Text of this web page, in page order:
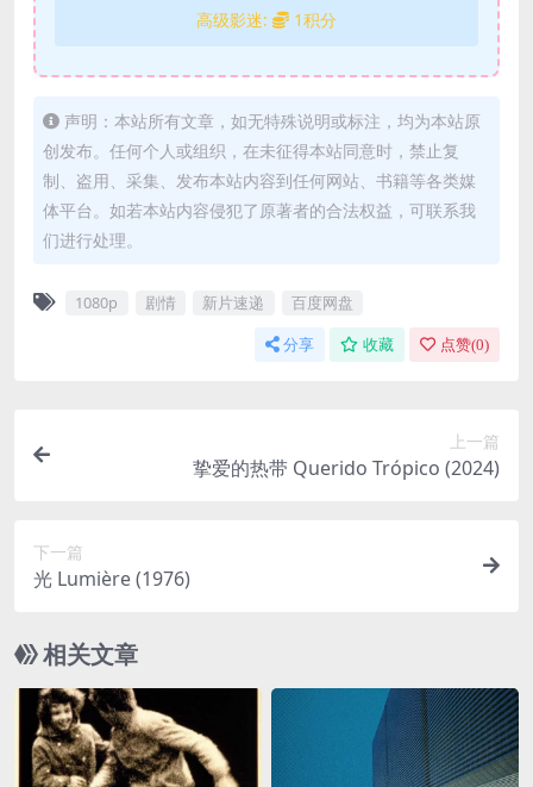
高级影迷:
1积分
声明：本站所有文章，如无特殊说明或标注，均为本站原
创发布。任何个人或组织，在未征得本站同意时，禁止复
制、盗用、采集、发布本站内容到任何网站、书籍等各类媒
体平台。如若本站内容侵犯了原著者的合法权益，可联系我
们进行处理。
1080p 剧情 新片速递 百度网盘
分享 收藏 点赞(0)
上一篇
挚爱的热带 Querido Trópico (2024)
下一篇
光 Lumière (1976)
相关文章